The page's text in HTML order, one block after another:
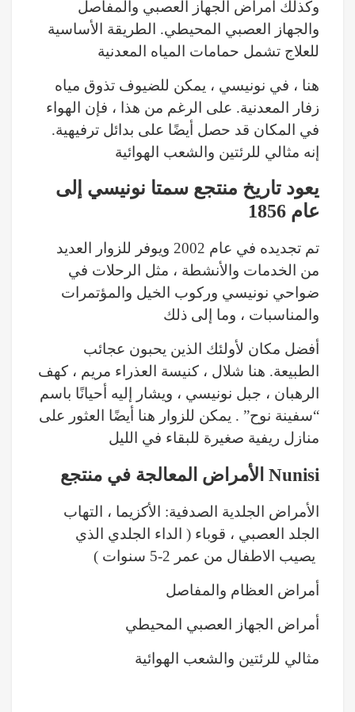
وكذلك أمراض الجهاز العصبي والمفاصل
والجهاز العصبي المحيطي. الطريقة الأساسية
للعلاج تشمل حمامات المياه المعدنية
هنا ، في نونيسي ، يمكن للضيوف تذوق مياه
زفار المعدنية. على الرغم من هذا ، فإن الهواء
في المكان قد حصل أيضًا على بدائل ترفيهية.
إنه مثالي للرئتين والشعب الهوائية
يعود تاريخ منتجع سمتا نونيسي إلى
عام 1856
تم تجديده في عام 2002 ويوفر للزوار العديد
من الخدمات والأنشطة ، مثل الرحلات في
ضواحي نونيسي وركوب الخيل والمؤتمرات
والمناسبات ، وما إلى ذلك
أفضل مكان لأولئك الذين يحبون عجائب
الطبيعة. هنا شلال ، كنيسة العذراء مريم ، كهف
الرهبان ، جبل نونيسي ، ويشار إليه أحيانًا باسم
“سفينة نوح” . يمكن للزوار هنا أيضًا العثور على
منازل ريفية صغيرة للبقاء في الليل
الأمراض المعالجة في منتجع Nunisi
الأمراض الجلدية الصدفية: الأكزيما ، التهاب
الجلد العصبي ، قوباء ( الداء الجلدي الذي
أمراض العظام والمفاصل
أمراض الجهاز العصبي المحيطي
مثالي للرئتين والشعب الهوائية